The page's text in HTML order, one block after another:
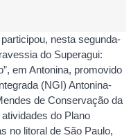
nesta segunda-
do Superagui:
em Antonina, promovido
(NGI) Antonina-
de Conservação da
do Plano
no litoral de São Paulo,